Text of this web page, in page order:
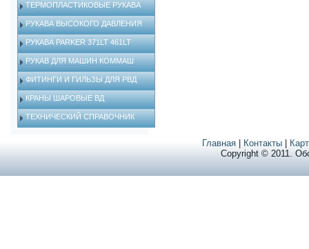
ТЕРМОПЛАСТИКОВЫЕ РУКАВА
РУКАВА ВЫСОКОГО ДАВЛЕНИЯ
РУКАВА PARKER 371LT 461LT
РУКАВ ДЛЯ МАШИН КОММАШ
ФИТИНГИ И ГИЛЬЗЫ ДЛЯ РВД
КРАНЫ ШАРОВЫЕ ВД
ТЕХНИЧЕСКИЙ СПРАВОЧНИК
Главная Контакты
Copyright © 2011.